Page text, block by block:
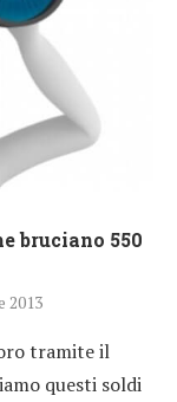
bruciano 550
2013
tramite il
questi soldi